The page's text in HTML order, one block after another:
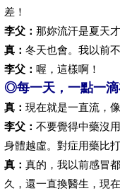
差！
李父： 那妳流汗是夏天
真： 冬天也會。我以前
李父： 喔，這樣啊！
◎每一天，一點一滴
真： 現在就是一直流，
李父：不要覺得中藥沒
身體越虛。對症用藥比
真：真的，我以前感冒
久，還一直換醫生，現